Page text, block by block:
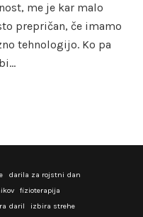
me je kar malo
prepričan, če imamo
tehnologijo. Ko pa
darila za rojstni dan
fizioterapija
daril izbira strehe